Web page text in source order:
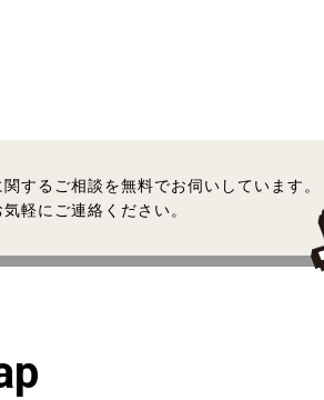
するご相談を無料でお伺いしています。
軽にご連絡ください。